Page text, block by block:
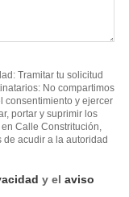
Tramitar tu solicitud
No compartimos
consentimiento y ejercer
portar y suprimir los
Calle Constritución,
acudir a la autoridad
y el aviso